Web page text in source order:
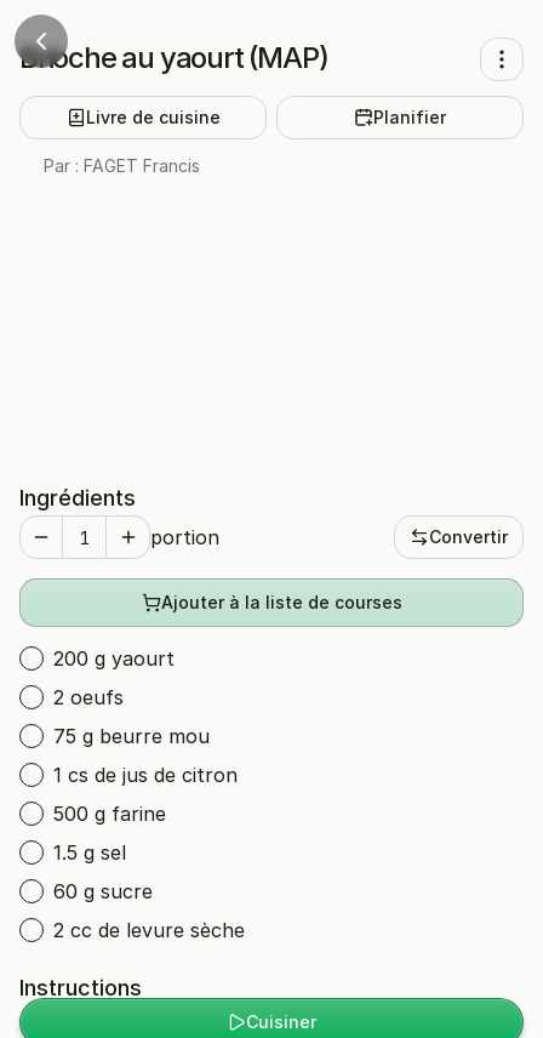
Brioche au yaourt (MAP)
Livre de cuisine Planifier
Par : FAGET Francis
Ingrédients
portion Convertir
Ajouter à la liste de courses
200 g yaourt
2 oeufs
75 g beurre mou
1 cs de jus de citron
500 g farine
1.5 g sel
60 g sucre
2 cc de levure sèche
Instructions
Cuisiner